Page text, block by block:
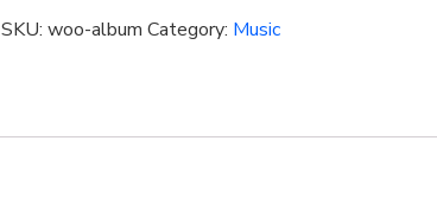
Front
SKU:woo-album Category: Music